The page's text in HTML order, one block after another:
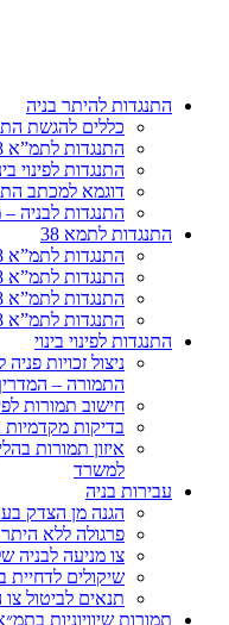
התנגדות להיתר בניה
כללים להגשת
התנגדות לתמ”א 38 – מדריך להגשת התנגדות
התנגדות לפינוי
דוגמא למכתב
התנגדות לבניה –
התנגדות לתמא 38
התנגדות לתמ”א 38 – מדריך להגשת התנגדות
התנגדות לתמ”א 38 – הגדלת התמורה המתקבלת
התנגדות לתמ”א 38 – הפחתת זכויות ותמריצים
התנגדות לתמ”א 38 – שיקולים להענקת מלוא זכויות הבניה
התנגדות לפינוי בינוי
ניצול זכויות
התמורה –
חישוב תמורות
בדיקות מקדמיות
איזון תמורות
למשרד
עבירות בניה
הגנה מן הצדק
פרגולה ללא היתר
צו מניעה לבניה
שיקולים לדחיית
תנאים לביטול
תמורות שיוויוניות בתמ״א